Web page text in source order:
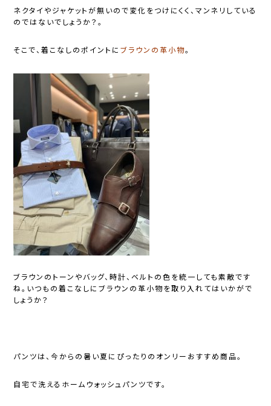
ネクタイやジャケットが無いので変化をつけにくく、マンネリしている
のではないでしょうか？。
そこで、着こなしのポイントにブラウンの革小物。
ブラウンのトーンやバッグ、時計、ベルトの色を統一しても素敵です
ね。いつもの着こなしにブラウンの革小物を取り入れてはいかがで
しょうか？
パンツは、今からの暑い夏にぴったりのオンリーおすすめ商品。
自宅で洗える ホームウォッシュパンツです。